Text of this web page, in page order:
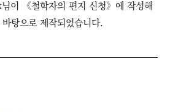
이 《철학자의 편지 신청》에 작성해
탕으로 제작되었습니다.